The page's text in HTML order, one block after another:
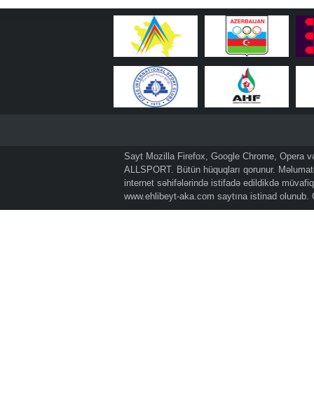
Sayt Mozilla Firefox, Google Chrome, Opera
ALLSPORT. Bütün hüquqları qorunur.
internet səhifələrində istifadə edildikdə
www.ehlibeyt-aka.com saytına istinad olunub.